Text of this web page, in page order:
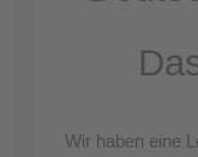
Wir haben eine